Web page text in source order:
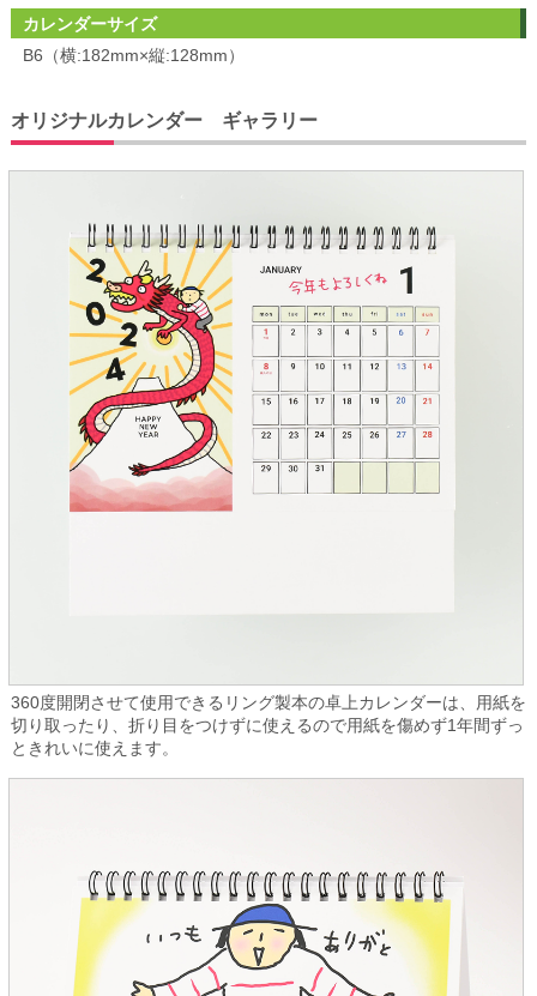
カレンダーサイズ
B6（横:182mm×縦:128mm）
オリジナルカレンダー ギャラリー
360度開閉させて使用できるリング製本の卓上カレンダーは、用紙を
切り取ったり、折り目をつけずに使えるので用紙を傷めず1年間ずっ
ときれいに使えます。